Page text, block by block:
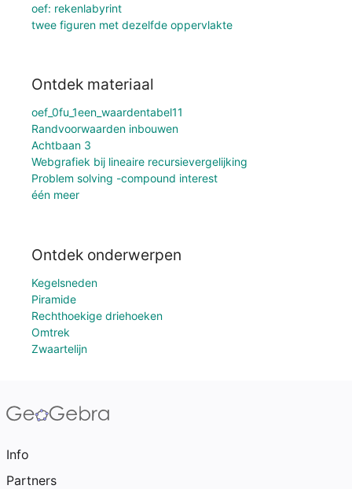
oef: rekenlabyrint
twee figuren met dezelfde oppervlakte
Ontdek materiaal
oef_0fu_1een_waardentabel11
Randvoorwaarden inbouwen
Achtbaan 3
Webgrafiek bij lineaire recursievergelijking
Problem solving -compound interest
één meer
Ontdek onderwerpen
Kegelsneden
Piramide
Rechthoekige driehoeken
Omtrek
Zwaartelijn
Info
Partners